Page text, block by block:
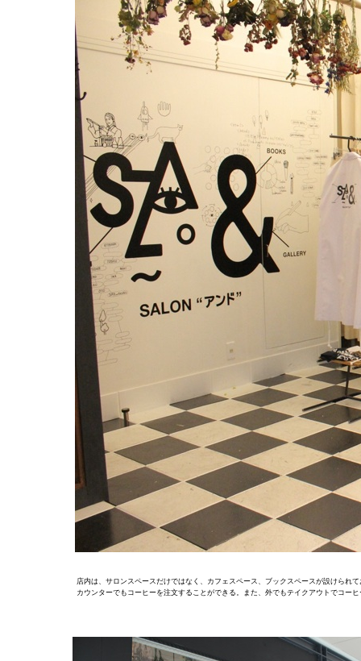
店内は、サロンスペースだけではなく、カフェスペース、ブックスペースが設けられ
カウンターでもコーヒーを注文することができる。また、外でもテイクアウトでコー